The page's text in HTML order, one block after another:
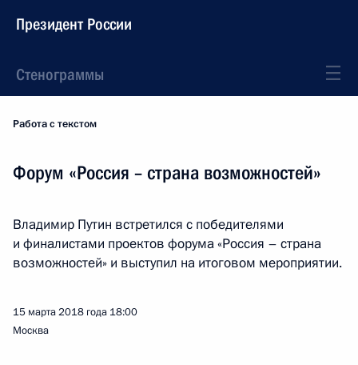
Президент России
Стенограммы
Работа с текстом
Форум «Россия – страна возможностей»
Владимир Путин встретился с победителями
и финалистами проектов форума «Россия – страна
возможностей» и выступил на итоговом мероприятии.
15 марта 2018 года 18:00
Москва